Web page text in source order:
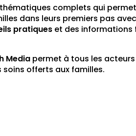
complets qui
dans leurs premiers pas
pratiques et des informations
Media permet à tous les
soins offerts aux familles.